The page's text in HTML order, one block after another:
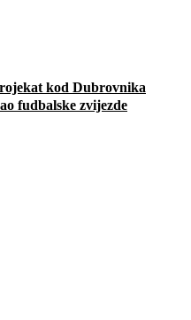
kod Dubrovnika
fudbalske zvijezde